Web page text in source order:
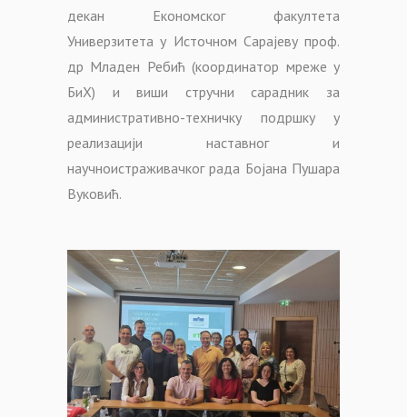
декан Економског факултета
Универзитета у Источном Сарајеву проф.
др Младен Ребић (координатор мреже у
БиХ) и виши стручни сарадник за
административно-техничку подршку у
реализацији наставног и
научноистраживачког рада Бојана Пушара
Вуковић.